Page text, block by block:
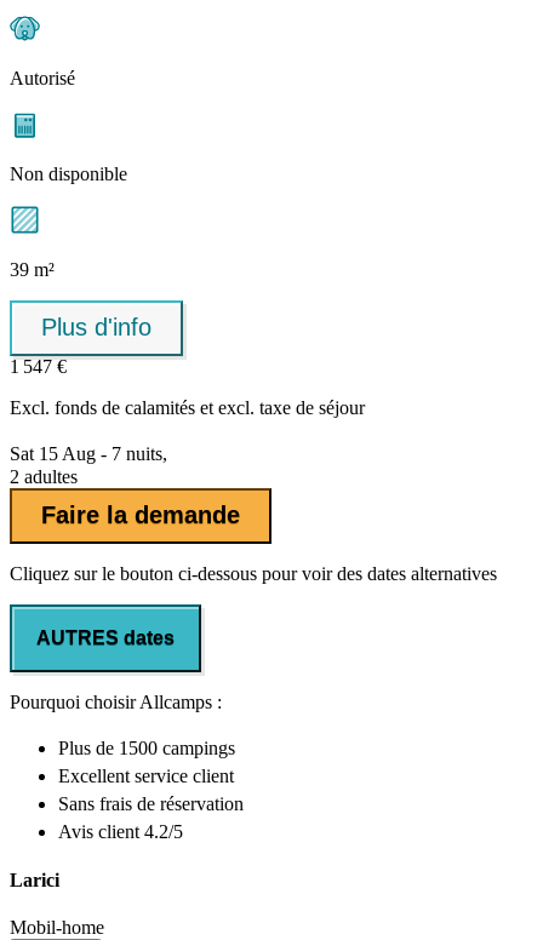
Autorisé
Non disponible
39 m²
Plus d'info
1 547 €
Excl. fonds de calamités et excl. taxe de séjour
Sat 15 Aug - 7 nuits,
2 adultes
Faire la demande
Cliquez sur le bouton ci-dessous pour voir des dates alternatives
AUTRES dates
Pourquoi choisir Allcamps :
Plus de 1500 campings
Excellent service client
Sans frais de réservation
Avis client 4.2/5
Larici
Mobil-home